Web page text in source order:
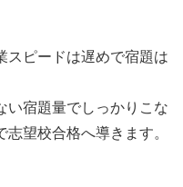
スピードは遅めで宿題は
い宿題量でしっかりこな
望校合格へ導きます。